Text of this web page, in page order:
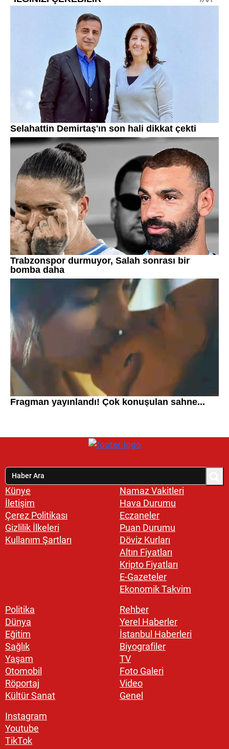
Künye
İletişim
Çerez Politikası
Gizlilik İlkeleri
Kullanım Şartları
Namaz Vakitleri
Hava Durumu
Eczaneler
Puan Durumu
Döviz Kurları
Altın Fiyatları
Kripto Fiyatları
E-Gazeteler
Ekonomik Takvim
Politika
Dünya
Eğitim
Sağlık
Yaşam
Otomobil
Röportaj
Kültür Sanat
Rehber
Yerel Haberler
İstanbul Haberleri
Biyografiler
TV
Foto Galeri
Video
Genel
Instagram
Youtube
TikTok